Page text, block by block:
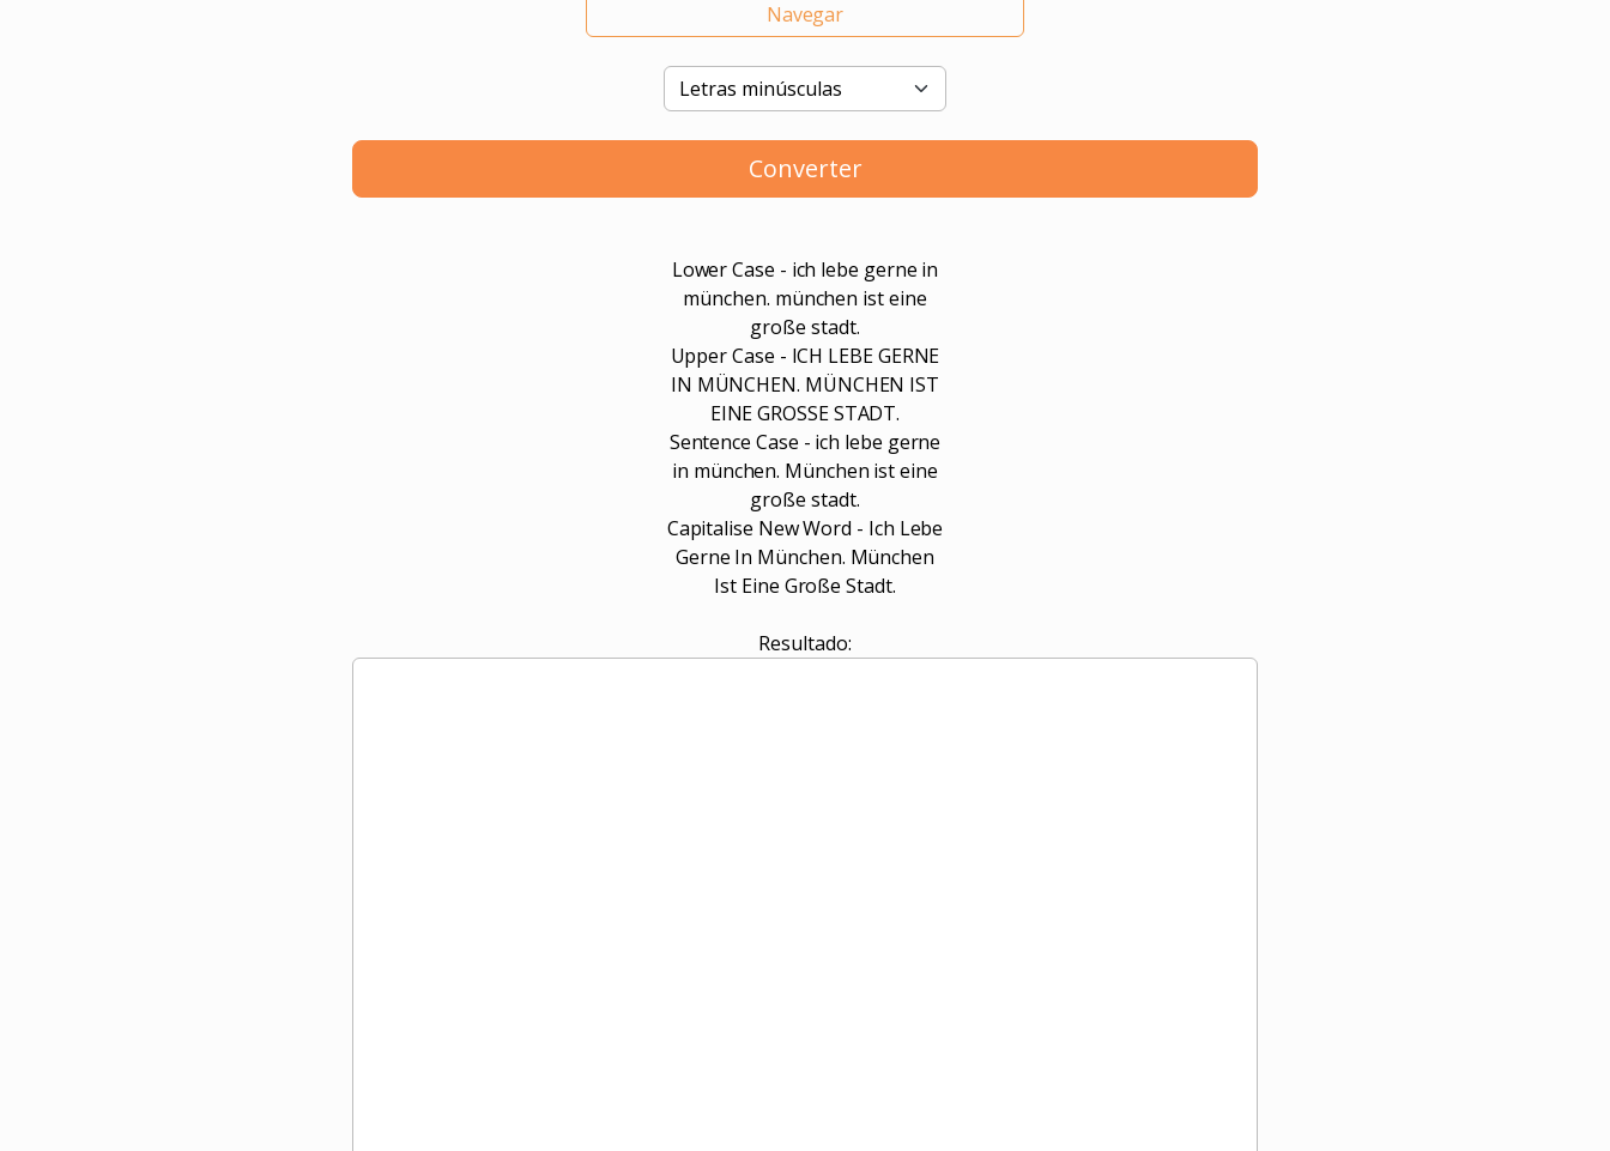
Navegar
Converter
Lower Case - ich lebe gerne in
münchen. münchen ist eine
große stadt.
Upper Case - ICH LEBE GERNE
IN MÜNCHEN. MÜNCHEN IST
EINE GROSSE STADT.
Sentence Case - ich lebe gerne
in münchen. München ist eine
große stadt.
Capitalise New Word - Ich Lebe
Gerne In München. München
Ist Eine Große Stadt.
Resultado: